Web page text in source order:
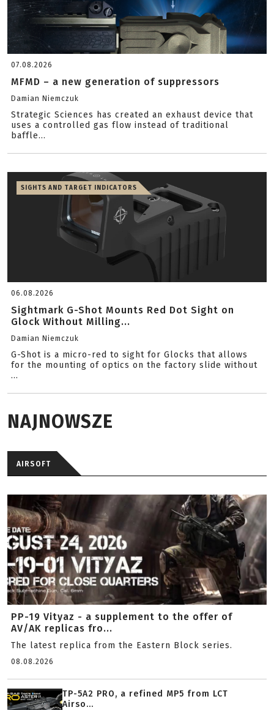
07.08.2026
MFMD – a new generation of suppressors
Damian Niemczuk
Strategic Sciences has created an exhaust device that
uses a controlled gas flow instead of traditional
baffle...
SIGHTS AND TARGET INDICATORS
06.08.2026
Sightmark G-Shot Mounts Red Dot Sight on
Glock Without Milling...
Damian Niemczuk
G-Shot is a micro-red to sight for Glocks that allows
for the mounting of optics on the factory slide without
...
NAJNOWSZE
AIRSOFT
PP-19 Vityaz - a supplement to the offer of
AV/AK replicas fro...
The latest replica from the Eastern Block series.
08.08.2026
TP-5A2 PRO, a refined MP5 from LCT
Airso...